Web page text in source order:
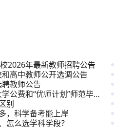
2026年最新教师招聘公告
高中教师公开选调公告
教师公告
公费和“优师计划”师范毕业
别
，科学备考能上岸
怎么选学科学段？